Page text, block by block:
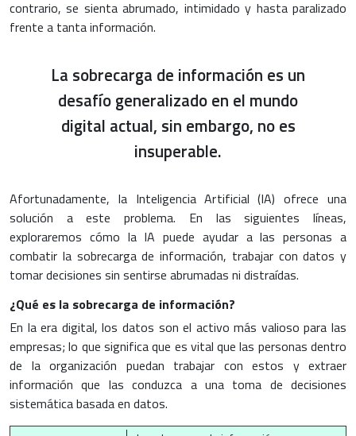
contrario, se sienta abrumado, intimidado y hasta paralizado
frente a tanta información.
La sobrecarga de información es un
desafío generalizado en el mundo
digital actual, sin embargo, no es
insuperable.
Afortunadamente, la Inteligencia Artificial (IA) ofrece una
solución a este problema. En las siguientes líneas,
exploraremos cómo la IA puede ayudar a las personas a
combatir la sobrecarga de información, trabajar con datos y
tomar decisiones sin sentirse abrumadas ni distraídas.
¿Qué es la sobrecarga de información?
En la era digital, los datos son el activo más valioso para las
empresas; lo que significa que es vital que las personas dentro
de la organización puedan trabajar con estos y extraer
información que las conduzca a una toma de decisiones
sistemática basada en datos.